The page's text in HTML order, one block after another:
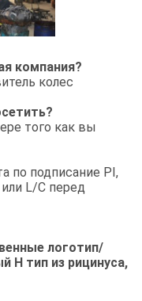
компания?
колес
того как вы
по подписание PI,
L/C перед
логотип/
Н тип из рицинуса,